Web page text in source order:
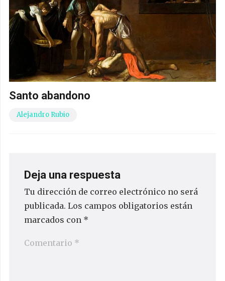
Santo abandono
Alejandro Rubio
Deja una respuesta
Tu dirección de correo electrónico no será
publicada. Los campos obligatorios están
marcados con *